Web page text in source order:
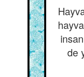
de